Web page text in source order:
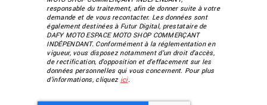
responsable du traitement, afin de donner suite à votre
demande et de vous recontacter. Les données sont
également destinées à Futur Digital, prestataire de
DAFY MOTO ESPACE MOTO SHOP COMMERÇANT
INDÉPENDANT. Conformément à la réglementation en
vigueur, vous disposez notamment d'un droit d'accès,
de rectification, d'opposition et d'effacement sur les
données personnelles qui vous concernent. Pour plus
d’informations, cliquez ici.